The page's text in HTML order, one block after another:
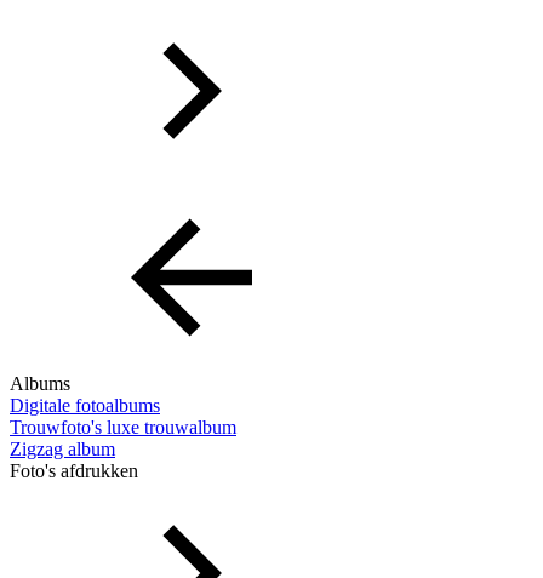
Albums
Digitale fotoalbums
Trouwfoto's luxe trouwalbum
Zigzag album
Foto's afdrukken